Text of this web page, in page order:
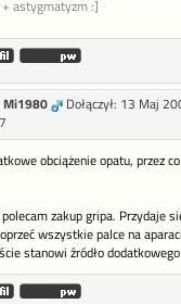
astygmatyzm :]
Mi1980
Dołączył: 13 Maj
obciążenie opatu, przez
zakup gripa. Przydaje
wszystkie palce na
stanowi źródło